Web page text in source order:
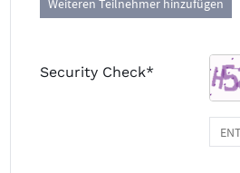
Security Check*